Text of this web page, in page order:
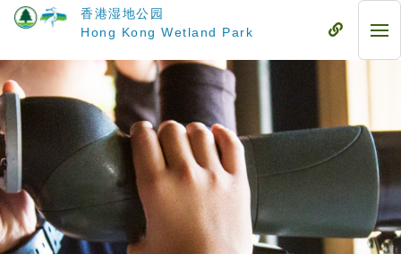
要
内
容
香港湿地公园
Hong Kong Wetland Park
流
流
动